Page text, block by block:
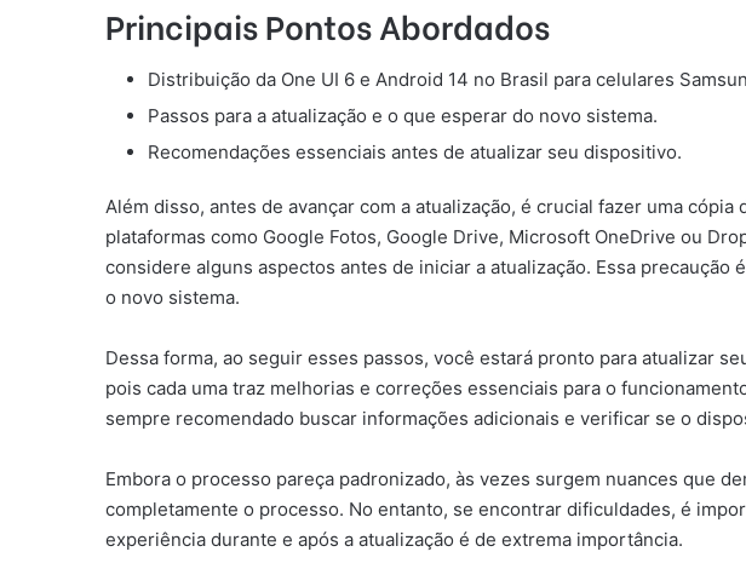
Principais Pontos Abordados
Distribuição da One UI 6 e Android 14 no Brasil para celulares
Passos para a atualização e o que esperar do novo sistema.
Recomendações essenciais antes de atualizar seu dispositivo.
Além disso, antes de avançar com a atualização, é crucial fazer uma
plataformas como Google Fotos, Google Drive, Microsoft OneDrive ou
considere alguns aspectos antes de iniciar a atualização. Essa
o novo sistema.
Dessa forma, ao seguir esses passos, você estará pronto para atualizar
pois cada uma traz melhorias e correções essenciais para o
sempre recomendado buscar informações adicionais e verificar se o
Embora o processo pareça padronizado, às vezes surgem nuances que
completamente o processo. No entanto, se encontrar dificuldades, é
experiência durante e após a atualização é de extrema importância.